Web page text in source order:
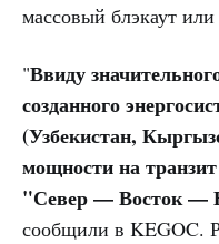
массовый блэкаут
"Ввиду
созданного
(Узбекистан,
мощности на
"Север — Восток —
сообщили в KEGOC.